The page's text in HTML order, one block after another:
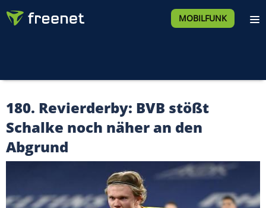
MOBILFUNK
180. Revierderby: BVB stößt
Schalke noch näher an den
Abgrund